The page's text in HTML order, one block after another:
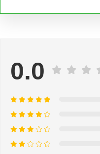
=>Liên hệ với chúng tôi
thợ chuyên nghiệp, nhanh
Để được tư vấn thêm về
Địa chỉ: 49/9 Nhị Bình 16, Hóc
0.0